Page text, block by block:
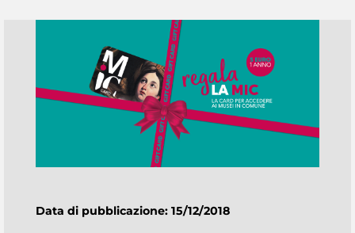
Data di pubblicazione: 15/12/2018